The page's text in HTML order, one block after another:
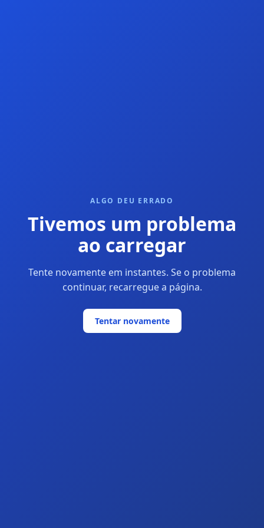
ALGO DEU ERRADO
Tivemos um problema
ao carregar
Tente novamente em instantes. Se o problema
continuar, recarregue a página.
Tentar novamente